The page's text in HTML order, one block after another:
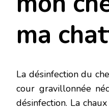
ma
La désinfection du
cour gravillonnée
désinfection. La